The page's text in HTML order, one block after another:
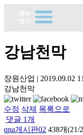
강남천막
장원산업 | 2019.09.02
강남천막
수정 삭제 목록으로
댓글 1개
qna게시판02 438개(21/